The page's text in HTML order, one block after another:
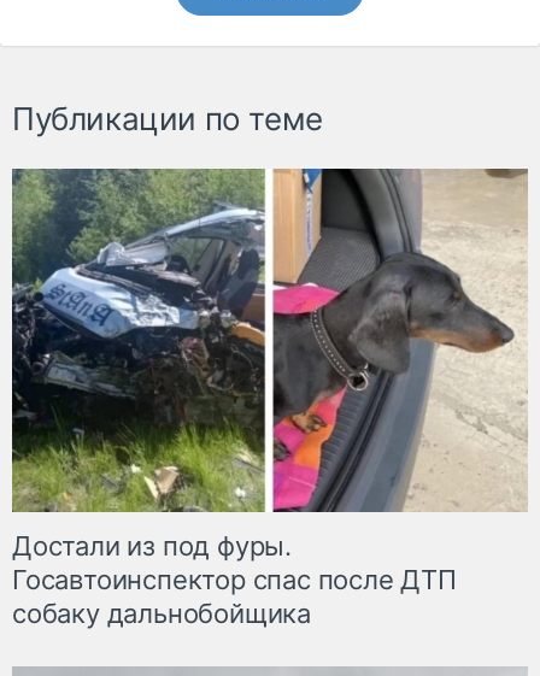
Публикации по теме
Достали из под фуры.
Госавтоинспектор спас после ДТП
собаку дальнобойщика